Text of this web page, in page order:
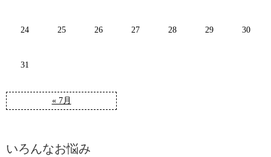
« 7月
24 25 26 27 28 29 30
31
いろんなお悩み